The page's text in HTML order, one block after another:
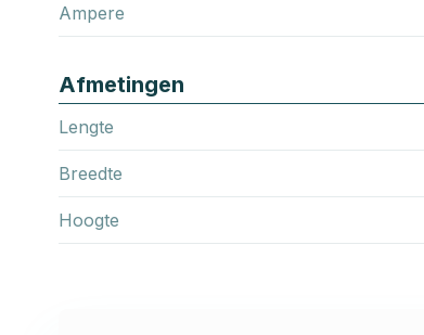
Ampere
Afmetingen
Lengte
Breedte
Hoogte